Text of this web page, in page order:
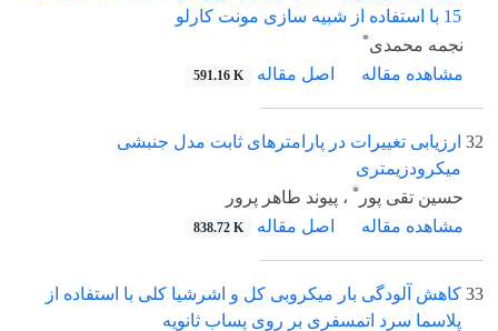
15 با استفاده از شبیه سازی مونت کارلو
نجمه محمدی*
مشاهده مقاله اصل مقاله 591.16 K
32 ارزیابی تغییرات در پارامترهای ثابت مدل جنبشی
میکرودزیمتری
حسین تقی پور * ، پیوند طاهر پرور
مشاهده مقاله
اصل مقاله 838.72 K
33 کاهش آلودگی بار میکروبی کل و اشرشیا کلی با استفاده از
پلاسما سرد اتمسفری بر روی پساب ثانویه